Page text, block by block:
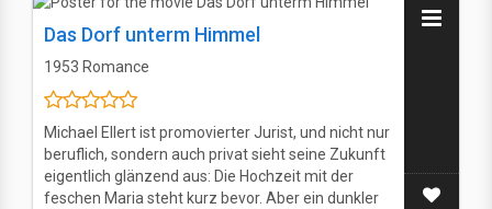
Das Dorf unterm Himmel
1953 Romance
Michael Ellert ist promovierter Jurist, und nicht nur
beruflich, sondern auch privat sieht seine Zukunft
eigentlich glänzend aus: Die Hochzeit mit der
feschen Maria steht kurz bevor. Aber ein dunkler